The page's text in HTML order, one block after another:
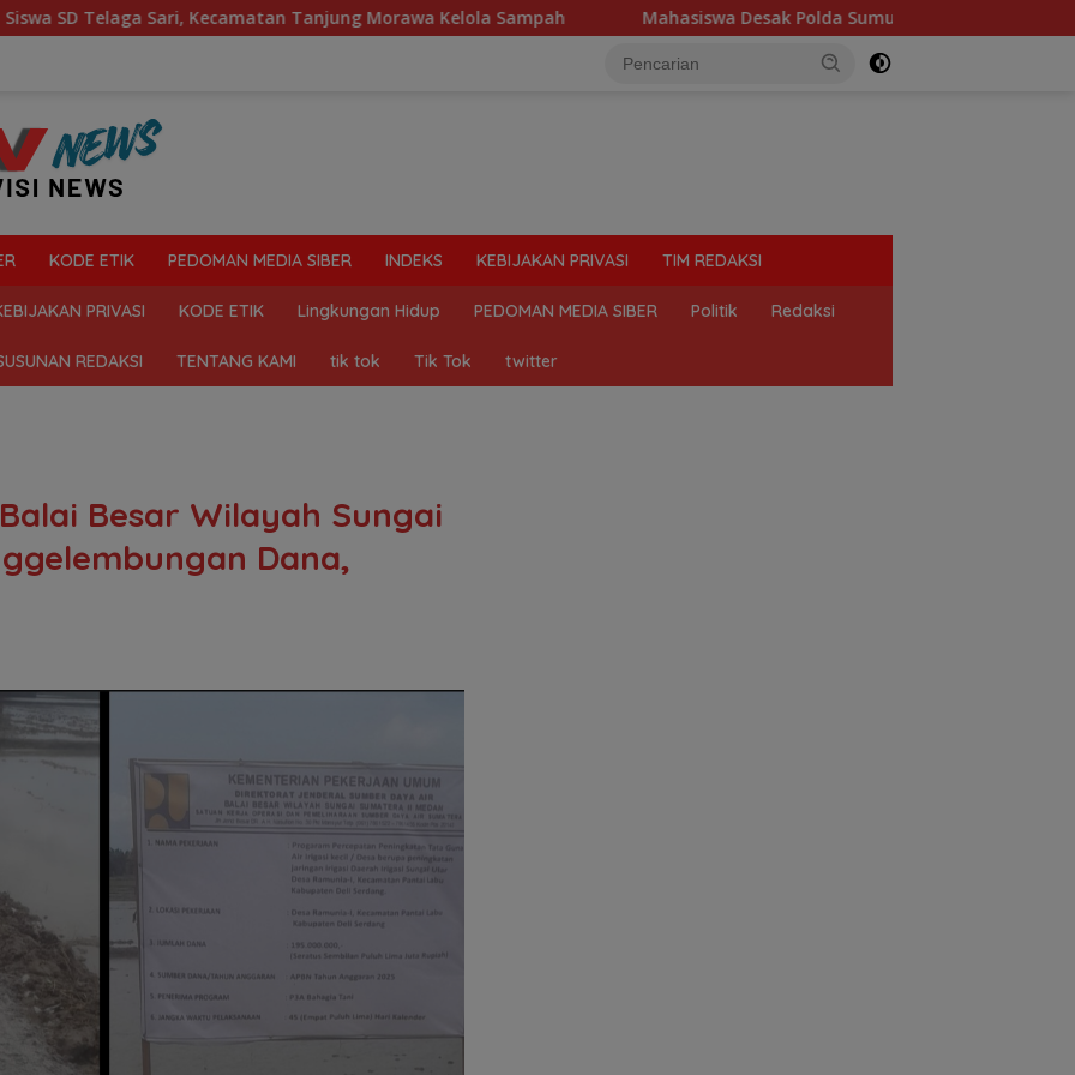
Kecamatan Tanjung Morawa Kelola Sampah Mahasiswa Desak Polda Sumut Tutup Dugaan Lokasi Judi “Las Vegas”
KODE ETIK PEDOMAN MEDIA SIBER INDEKS KEBIJAKAN PRIVASI TIM REDAKSI
PRIVASI KODE ETIK Lingkungan Hidup PEDOMAN MEDIA SIBER Politik Redaksi
REDAKSI TENTANG KAMI tik tok Tik Tok twitter
Besar Wilayah Sungai
Dana,